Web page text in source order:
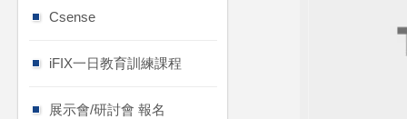
Csense
iFIX一日教育訓練課程
展示會/研討會 報名